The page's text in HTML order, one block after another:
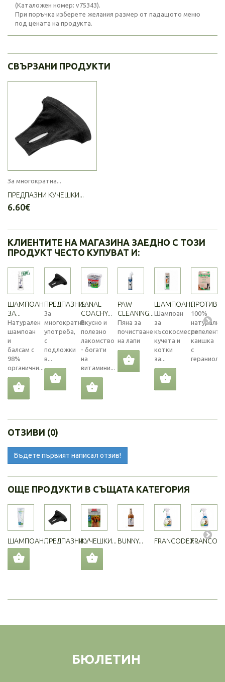
(Каталожен номер: v75343).
При поръчка изберете желания размер от падащото меню
под цената на продукта.
СВЪРЗАНИ ПРОДУКТИ
За многократна...
ПРЕДПАЗНИ КУЧЕШКИ...
6.60€
КЛИЕНТИТЕ НА МАГАЗИНА ЗАЕДНО С ТОЗИ
ПРОДУКТ ЧЕСТО КУПУВАТ И:
ШАМПОАН
ЗА...
Натурален
шампоан
и
балсам с
98%
органични...
ПРЕДПАЗНИ...
За
многократна
употреба,
с
подложки
в...
SANAL
COACHY...
Вкусно и
полезно
лакомство
- богати
на
витамини...
PAW
CLEANING...
Пяна за
почистване
на лапи
ШАМПОАН...
Шампоан
за
късокосмести
кучета и
котки
за...
100%
натурална
каишка
с
гераниол...
ОТЗИВИ (0)
Бъдете първият написал отзив!
ОЩЕ ПРОДУКТИ В СЪЩАТА КАТЕГОРИЯ
ШАМПОАН...ПРЕДПАЗНИ...КУЧЕШКИ... BUNNY... FRANCODEX...
БЮЛЕТИН